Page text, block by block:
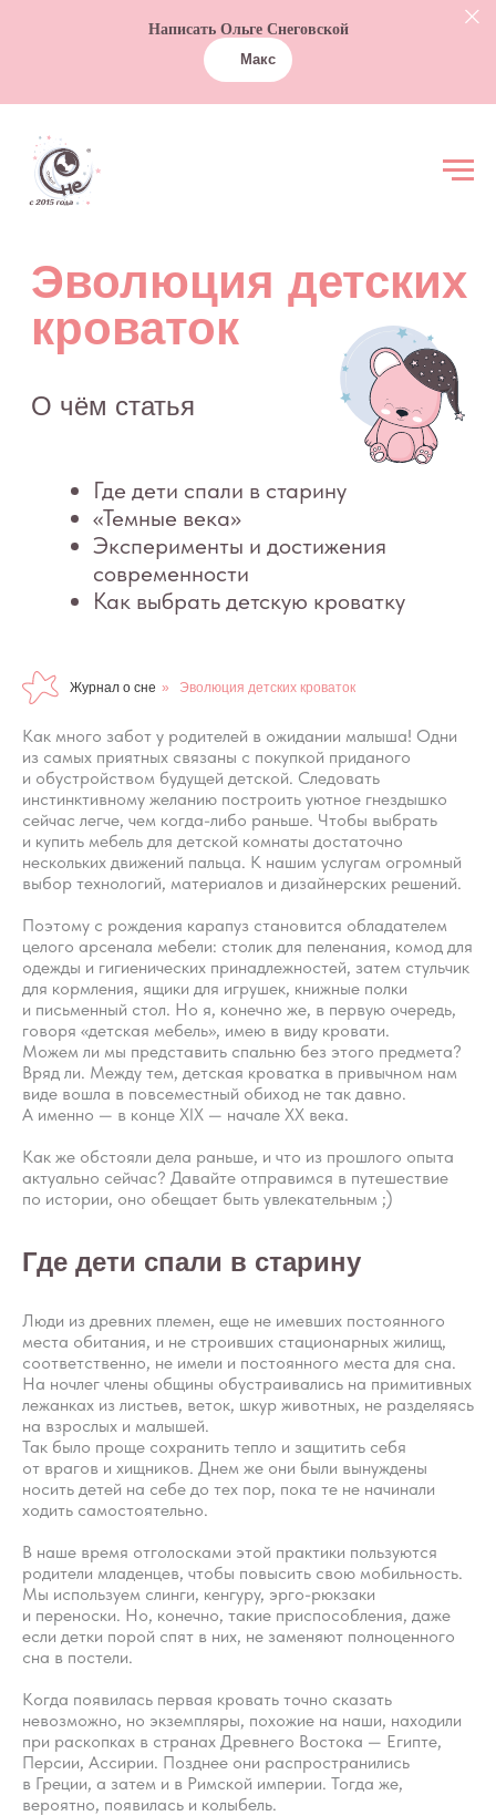
Написать Ольге Снеговской
Макс
Эволюция детских
Где дети спали в старину
современности
О чём статья
Журнал о сне » Эволюция детских кроваток
Как много забот у родителей в ожидании малыша! Одни
из самых приятных связаны с покупкой приданого
и обустройством будущей детской. Следовать
инстинктивному желанию построить уютное гнездышко
сейчас легче, чем когда-либо раньше. Чтобы выбрать
и купить мебель для детской комнаты достаточно
нескольких движений пальца. К нашим услугам огромный
выбор технологий, материалов и дизайнерских решений.
Поэтому с рождения карапуз становится обладателем
целого арсенала мебели: столик для пеленания, комод для
одежды и гигиенических принадлежностей, затем стульчик
для кормления, ящики для игрушек, книжные полки
и письменный стол. Но я, конечно же, в первую очередь,
говоря «детская мебель», имею в виду кровати.
Можем ли мы представить спальню без этого предмета?
Вряд ли. Между тем, детская кроватка в привычном нам
виде вошла в повсеместный обиход не так давно.
А именно — в конце XIX — начале XX века.
Как же обстояли дела раньше, и что из прошлого опыта
актуально сейчас? Давайте отправимся в путешествие
по истории, оно обещает быть увлекательным ;)
Где дети спали в старину
Люди из древних племен, еще не имевших постоянного
места обитания, и не строивших стационарных жилищ,
соответственно, не имели и постоянного места для сна.
На ночлег члены общины обустраивались на примитивных
лежанках из листьев, веток, шкур животных, не разделяясь
на взрослых и малышей.
Так было проще сохранить тепло и защитить себя
от врагов и хищников. Днем же они были вынуждены
носить детей на себе до тех пор, пока те не начинали
ходить самостоятельно.
В наше время отголосками этой практики пользуются
родители младенцев, чтобы повысить свою мобильность.
Мы используем слинги, кенгуру, эрго-рюкзаки
и переноски. Но, конечно, такие приспособления, даже
если детки порой спят в них, не заменяют полноценного
сна в постели.
Когда появилась первая кровать точно сказать
невозможно, но экземпляры, похожие на наши, находили
при раскопках в странах Древнего Востока — Египте,
Персии, Ассирии. Позднее они распространились
в Греции, а затем и в Римской империи. Тогда же,
вероятно, появилась и колыбель.